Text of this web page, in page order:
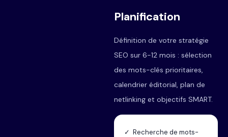
Planification
Définition de votre stratégie
SEO sur 6-12 mois : sélection
des mots-clés prioritaires,
calendrier éditorial, plan de
netlinking et objectifs SMART.
✓ Recherche de mots-